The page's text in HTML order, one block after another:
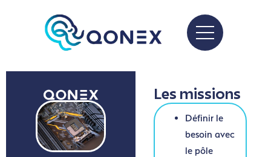
Les missions
Définir le
besoin avec
le pôle